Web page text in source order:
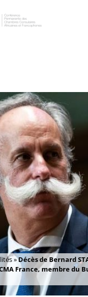
»Décès de Bernard
France, membre du